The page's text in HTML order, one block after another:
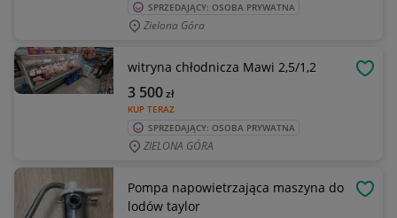
SPRZEDAJĄCY: OSOBA PRYWATNA
Zielona Góra
witryna chłodnicza Mawi 2,5/1,2
KUP TERAZ
3 500zł
SPRZEDAJĄCY: OSOBA PRYWATNA
ZIELONA GÓRA
Pompa napowietrzająca maszyna do
lodów taylor